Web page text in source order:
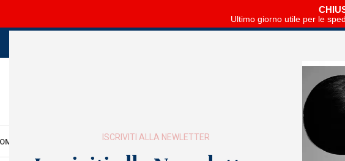
ISCRIVITI ALLA NEWLETTER
Ultimo giorno utile per le
FORNITUREARREDOSALDI OUTLET